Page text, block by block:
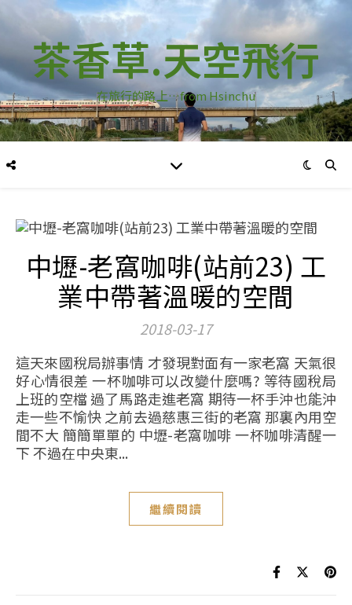
茶香草.天空飛行
在旅行的路上…from Hsinchu
中壢-老窩咖啡(站前23) 工
業中帶著溫暖的空間
2018-03-17
這天來國稅局辦事情 才發現對面有一家老窩 天氣很
好心情很差 一杯咖啡可以改變什麼嗎? 等待國稅局
上班的空檔 過了馬路走進老窩 期待一杯手沖也能沖
走一些不愉快 之前去過慈惠三街的老窩 那裏內用空
間不大 簡簡單單的 中壢-老窩咖啡 一杯咖啡清醒一
下 不過在中央東...
繼續閱讀